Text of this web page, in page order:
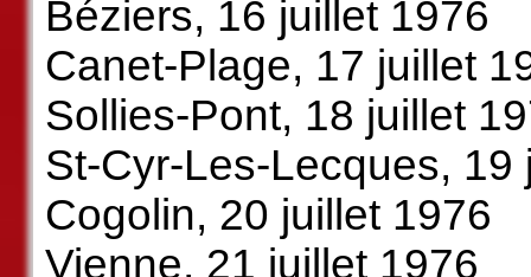
Béziers, 16 juillet 1976
Canet-Plage, 17 juillet
Sollies-Pont, 18 juillet
St-Cyr-Les-Lecques, 19
Cogolin, 20 juillet 1976
Vienne, 21 juillet 1976